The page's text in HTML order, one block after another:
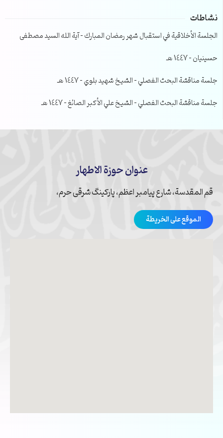
نشاطات
الجلسة الأخلاقية في استقبال شهر رمضان المبارك – آية الله السيد مصطفى
حسينيان – 1447 هـ
جلسة مناقشة البحث الفصلي – الشيخ شهيد بلوي – 1447 هـ
جلسة مناقشة البحث الفصلي – الشيخ علي الأكبر الصائغ – 1447 هـ
عنوان حوزة الاطهار
قم المقدسة، شارع پیامبر اعظم، پارکینگ شرقی حرم،
الموقع على الخريطة